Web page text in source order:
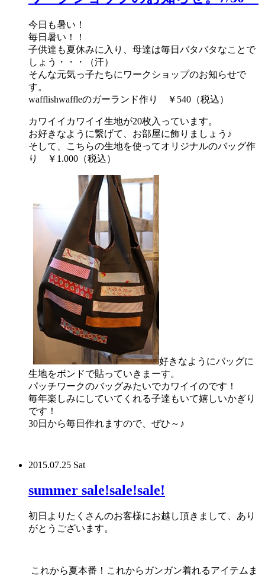
今日も暑い！
毎日暑い！！
子供達も夏休みに入り、母達は毎日バタバタなことで
しょう・・・（汗）
そんな元気っ子たちにワークショップのお知らせで
す。
wafflishwaffleのガーランド作り ￥540（税込）
カワイイカワイイ生地が20枚入っています。
お好きなように繋げて、お部屋に飾りましょう♪
そして、こちらの生地を使ってオリジナルのバッグ作
り ￥1.000（税込）
好きなようにバッグに
生地をボンドで貼っていきまーす。
パッチワークのバッグみたいでカワイイのです！
毎年楽しみにしていてくれる子達もいて嬉しいかぎり
です！
30日から毎日作れますので、ぜひ～♪
2015.07.25 Sat
summer sale!sale!sale!
初日よりたくさんのお客様にお越し頂きまして、あり
がとうございます。
これから夏本番！これからガンガン着れるアイテムま